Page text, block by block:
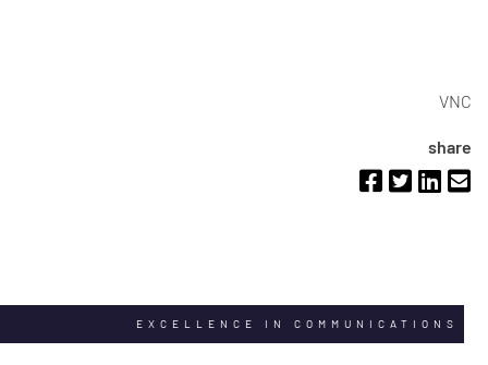
VNC
share
EXCELLENCE IN COMMUNICATIONS